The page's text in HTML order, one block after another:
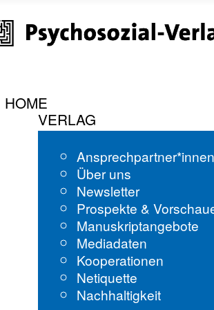
HOME
VERLAG
Über uns
Newsletter
Prospekte &
Manuskriptangebote
Mediadaten
Kooperationen
Netiquette
Nachhaltigkeit